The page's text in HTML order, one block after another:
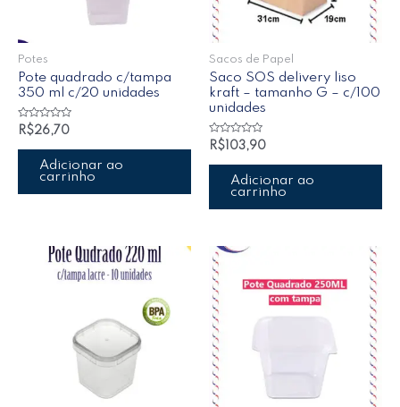
Potes
Pote quadrado c/tampa
350 ml c/20 unidades
Avaliação
0
de
R$26,70
Adicionar ao
carrinho
Sacos de Papel
Saco SOS delivery liso
kraft – tamanho G – c/100
unidades
Avaliação
0
de
R$ 103,90
Adicionar ao
carrinho